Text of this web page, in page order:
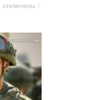
отключены /